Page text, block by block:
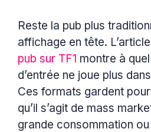
Reste la pub plus
affichage en tête.
pub sur TF1 montre à
d’entrée ne joue plus
Ces formats gardent
qu’il s’agit de mass
grande consommation